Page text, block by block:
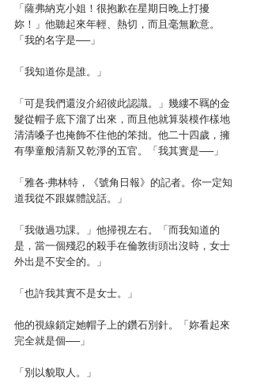
「薩弗納克小姐！很抱歉在星期日晚上打擾
妳！」他聽起來年輕、熱切，而且毫無歉意。
「我的名字是──」
「我知道你是誰。」
「可是我們還沒介紹彼此認識。」幾縷不羈的金
髮從帽子底下溜了出來，而且他就算裝模作樣地
清清嗓子也掩飾不住他的笨拙。他二十四歲，擁
有學童般清新又乾淨的五官。「我其實是──」
「雅各‧弗林特，《號角日報》的記者。你一定知
道我從不跟媒體說話。」
「我做過功課。」他掃視左右。「而我知道的
是，當一個殘忍的殺手在倫敦街頭出沒時，女士
外出是不安全的。」
「也許我其實不是女士。」
他的視線鎖定她帽子上的鑽石別針。「妳看起來
完全就是個──」
「別以貌取人。」